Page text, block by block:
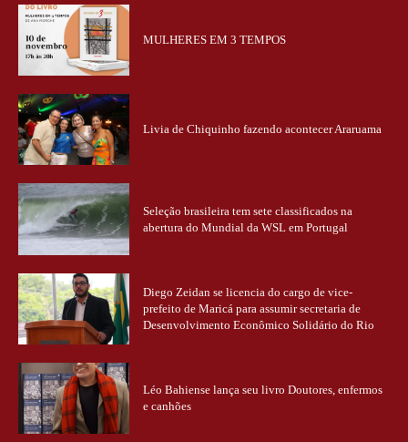
MULHERES EM 3 TEMPOS
Livia de Chiquinho fazendo acontecer Araruama
Seleção brasileira tem sete classificados na
abertura do Mundial da WSL em Portugal
Diego Zeidan se licencia do cargo de vice-
prefeito de Maricá para assumir secretaria de
Desenvolvimento Econômico Solidário do Rio
Léo Bahiense lança seu livro Doutores, enfermos
e canhões